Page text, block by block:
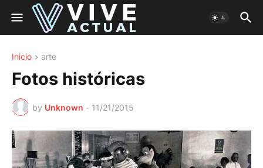
Inicio arte
Fotos históricas
by Unknown - 11/21/2015